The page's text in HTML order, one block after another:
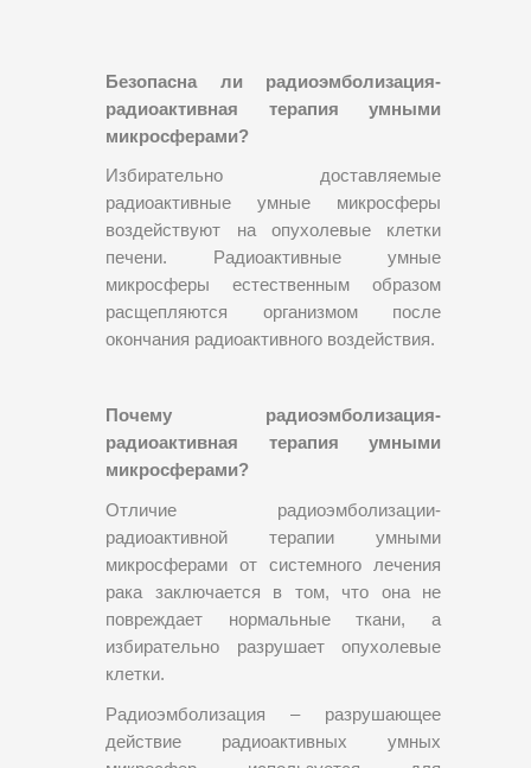
Безопасна ли радиоэмболизация-
радиоактивная терапия умными
микросферами?
Избирательно доставляемые
радиоактивные умные микросферы
воздействуют на опухолевые клетки
печени. Радиоактивные умные
микросферы естественным образом
расщепляются организмом после
окончания радиоактивного воздействия.
Почему радиоэмболизация-
радиоактивная терапия умными
микросферами?
Отличие радиоэмболизации-
радиоактивной терапии умными
микросферами от системного лечения
рака заключается в том, что она не
повреждает нормальные ткани, а
избирательно разрушает опухолевые
клетки.
Радиоэмболизация – разрушающее
действие радиоактивных умных